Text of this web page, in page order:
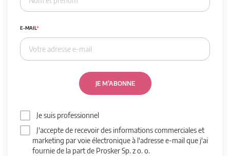
E-MAIL
JE M’ABONNE
Je suis professionnel
J'accepte de recevoir des informations commerciales et
marketing par voie électronique à l'adresse e-mail que j'ai
fournie de la part de Prosker Sp. z o. o.